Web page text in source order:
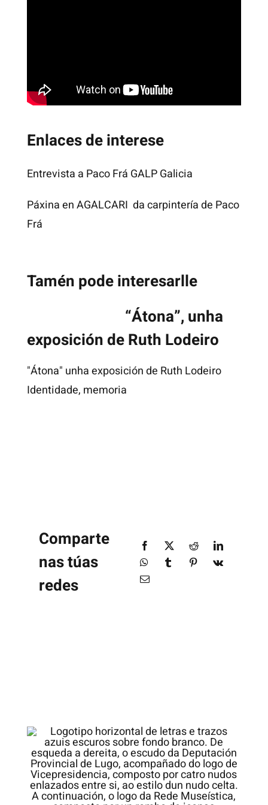
Enlaces de interese
Entrevista a Paco Frá GALP Galicia
Páxina en AGALCARI da carpintería de Paco
Frá
Tamén pode interesarlle
“Átona”, unha
exposición de Ruth Lodeiro
"Átona" unha exposición de Ruth Lodeiro
Identidade, memoria
Comparte
nas túas
redes